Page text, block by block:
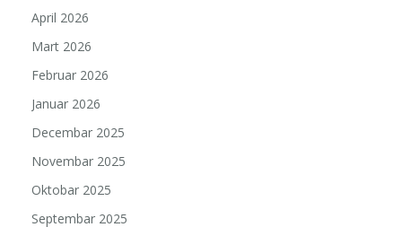
April 2026
Mart 2026
Februar 2026
Januar 2026
Decembar 2025
Novembar 2025
Oktobar 2025
Septembar 2025